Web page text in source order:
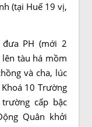
(tại Huế 19 vị,
PH (mới 2
tàu há mồm
và cha, lúc
10 Trường
cấp bậc
Quân khởi